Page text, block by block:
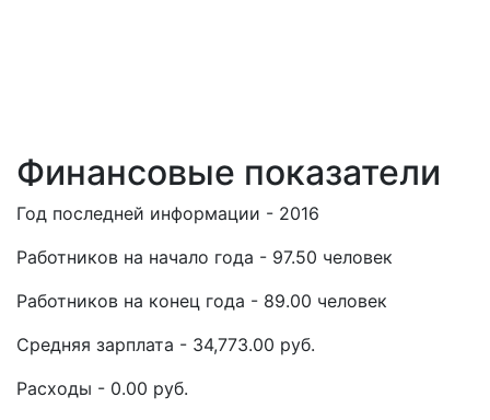
Финансовые показатели
Год последней информации - 2016
Работников на начало года - 97.50 человек
Работников на конец года - 89.00 человек
Средняя зарплата - 34,773.00 руб.
Расходы - 0.00 руб.